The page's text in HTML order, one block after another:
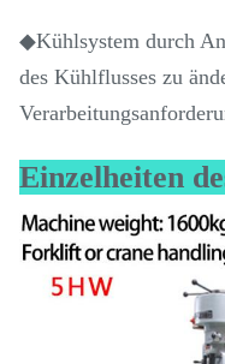
◆Kühlsystem durch
des Kühlflusses zu
Einzelheiten